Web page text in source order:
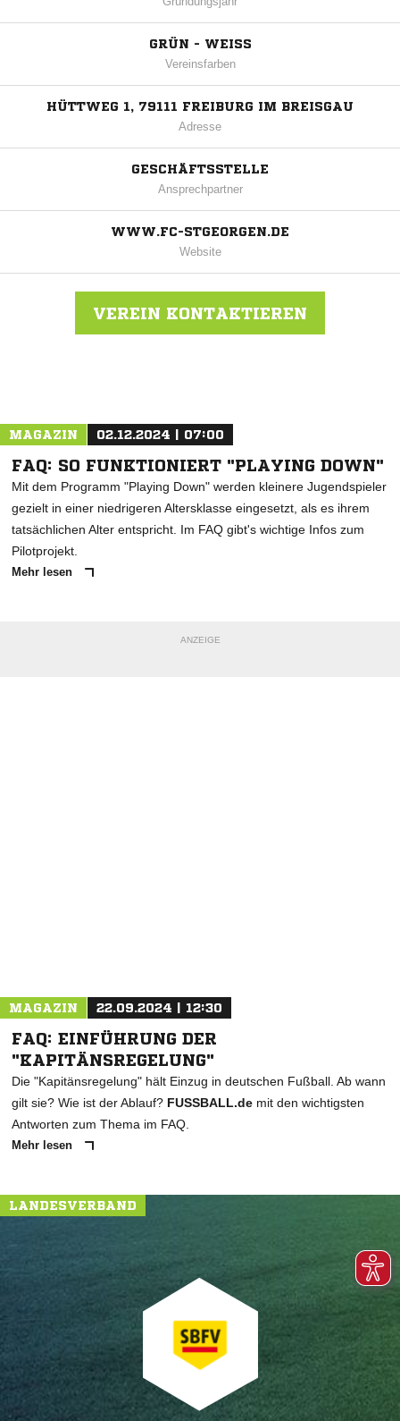
GRÜN - WEISS
Vereinsfarben
HÜTTWEG 1, 79111 FREIBURG IM BREISGAU
Adresse
GESCHÄFTSSTELLE
Ansprechpartner
WWW.FC-STGEORGEN.DE
Website
VEREIN KONTAKTIEREN
MAGAZIN 02.12.2024 | 07:00
FAQ: SO FUNKTIONIERT "PLAYING DOWN"
Mit dem Programm "Playing Down" werden kleinere Jugendspieler
gezielt in einer niedrigeren Altersklasse eingesetzt, als es ihrem
tatsächlichen Alter entspricht. Im FAQ gibt's wichtige Infos zum
Pilotprojekt.
Mehr lesen
ANZEIGE
MAGAZIN 22.09.2024 | 12:30
FAQ: EINFÜHRUNG DER
"KAPITÄNSREGELUNG"
Die "Kapitänsregelung" hält Einzug in deutschen Fußball. Ab wann
gilt sie? Wie ist der Ablauf? FUSSBALL.de mit den wichtigsten
Antworten zum Thema im FAQ.
Mehr lesen
LANDESVERBAND